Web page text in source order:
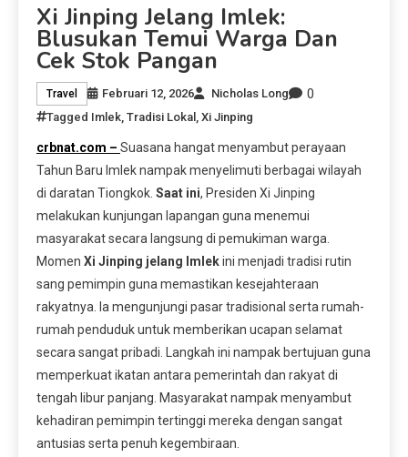
Xi Jinping Jelang Imlek:
Blusukan Temui Warga Dan
Cek Stok Pangan
Travel Februari 12, 2026 Nicholas Long 0
Tagged Imlek Tradisi Lokal Xi Jinping
crbnat.com – Suasana hangat menyambut perayaan
Tahun Baru Imlek nampak menyelimuti berbagai wilayah
di daratan Tiongkok. Saat ini, Presiden Xi Jinping
melakukan kunjungan lapangan guna menemui
masyarakat secara langsung di pemukiman warga.
Momen Xi Jinping jelang Imlekini menjadi tradisi rutin
sang pemimpin guna memastikan kesejahteraan
rakyatnya. Ia mengunjungi pasar tradisional serta rumah-
rumah penduduk untuk memberikan ucapan selamat
secara sangat pribadi. Langkah ini nampak bertujuan guna
memperkuat ikatan antara pemerintah dan rakyat di
tengah libur panjang. Masyarakat nampak menyambut
kehadiran pemimpin tertinggi mereka dengan sangat
antusias serta penuh kegembiraan.